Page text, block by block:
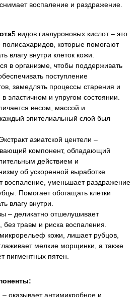
воспаление и раздражение.
5 видов гиалуроновых кислот – это
которые помогают
влагу внутри клеток кожи.
в организме, чтобы поддерживать
поступление
замедлять процессы старения и
в эластичном и упругом состоянии.
весом, массой и
эпителиальный слой был
Экстракт азиатской центели –
компонент, обладающий
действием и
об ускоренной выработке
воспаление, уменьшает раздражение
Помогает обогащать клетки
влагу внутри.
– деликатно отшелушивает
травм и риска воспаления.
кожи, лишает рубцов,
мелкие морщинки, а также
пигментных пятен.
– оказывает антимикробное и